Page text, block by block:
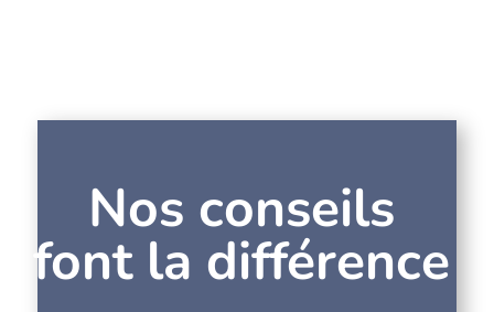
Nos conseils
font la différence